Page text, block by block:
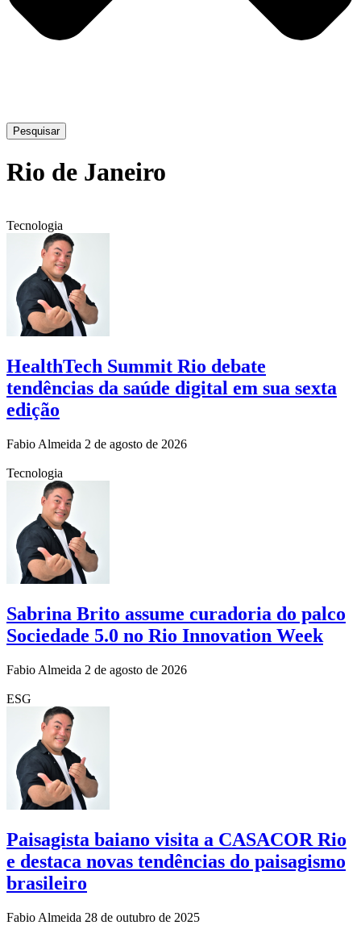
Pesquisar
Rio de Janeiro
Tecnologia
HealthTech Summit Rio debate
tendências da saúde digital em sua sexta
edição
Fabio Almeida 2 de agosto de 2026
Tecnologia
Sabrina Brito assume curadoria do palco
Sociedade 5.0 no Rio Innovation Week
Fabio Almeida 2 de agosto de 2026
ESG
Paisagista baiano visita a CASACOR Rio
e destaca novas tendências do paisagismo
brasileiro
Fabio Almeida 28 de outubro de 2025